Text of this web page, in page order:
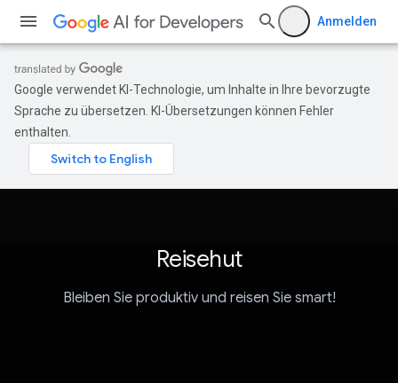
Anmelden
Google verwendet KI-Technologie, um Inhalte in Ihre bevorzugte
Sprache zu übersetzen. KI-Übersetzungen können Fehler
enthalten.
Reisehut
Bleiben Sie produktiv und reisen Sie smart!